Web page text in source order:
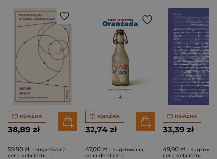
KSIĄŻKA
38,89 zł
59,90 zł - sugerowana
cena detaliczna
KSIĄŻKA
32,74 zł
47,00 zł - sugerowana
cena detaliczna
KSIĄŻKA
33,39 zł
49,90 zł -
cena detaliczna